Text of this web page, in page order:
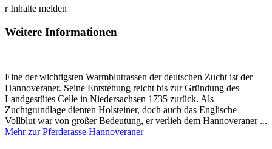
r Inhalte melden
Weitere Informationen
Eine der wichtigsten Warmblutrassen der deutschen Zucht ist der
Hannoveraner. Seine Entstehung reicht bis zur Gründung des
Landgestütes Celle in Niedersachsen 1735 zurück. Als
Zuchtgrundlage dienten Holsteiner, doch auch das Englische
Vollblut war von großer Bedeutung, er verlieh dem Hannoveraner ...
Mehr zur Pferderasse Hannoveraner